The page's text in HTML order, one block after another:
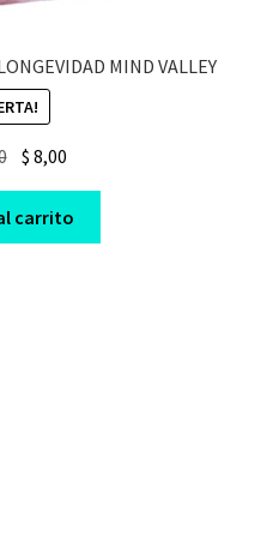
MIND VALLEY
Original
was:
$ 297,00.
$ 8,00
is:
$ 8,00.
carrito